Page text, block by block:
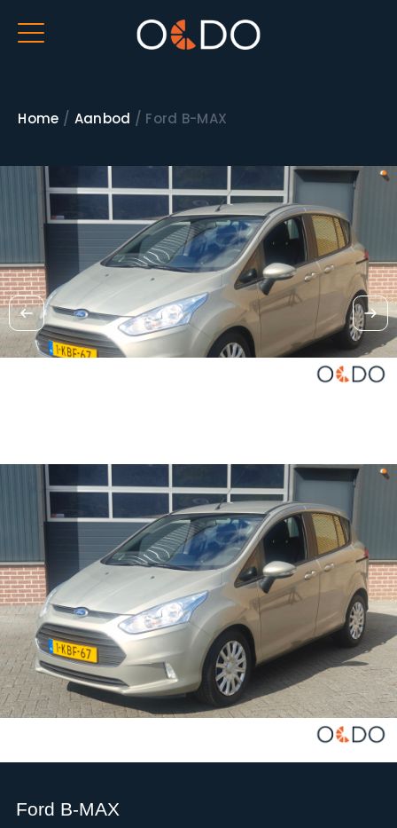
Home / Aanbod / Ford B-MAX
Ford B-MAX